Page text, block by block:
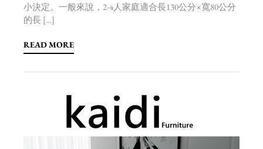
小決定。一般來說，2-4人家庭適合長130公分×寬80公分
的長 […]
READ MORE